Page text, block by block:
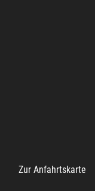
Zur Anfahrtskarte